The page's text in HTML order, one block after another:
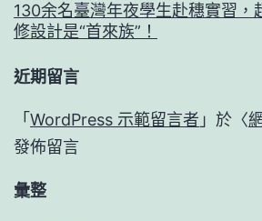
130余名臺灣年夜學生赴穗實習，
修設計是“首來族”！
近期留言
「 WordPress 示範留言者 」於〈
發佈留言
彙整